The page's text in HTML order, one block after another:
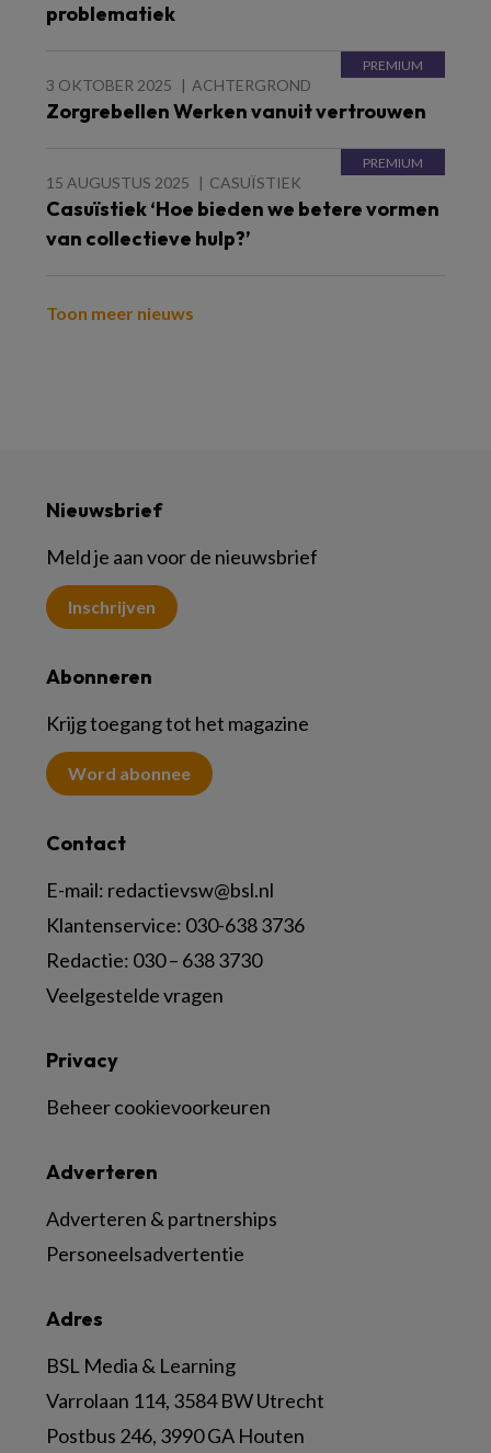
problematiek
3 OKTOBER 2025 ACHTERGROND
Zorgrebellen Werken vanuit vertrouwen
15 AUGUSTUS 2025 CASUÏSTIEK
Casuïstiek ‘Hoe bieden we betere vormen
van collectieve hulp?’
Toon meer nieuws
Nieuwsbrief
Meld je aan voor de nieuwsbrief
Inschrijven
Abonneren
Krijg toegang tot het magazine
Word abonnee
Contact
E-mail: redactievsw@bsl.nl
Klantenservice: 030-638 3736
Redactie: 030 – 638 3730
Veelgestelde vragen
Adres
BSL Media & Learning
Varrolaan 114, 3584 BW Utrecht
Postbus 246, 3990 GA Houten
Adverteren
Adverteren & partnerships
Personeelsadvertentie
Privacy
Beheer cookievoorkeuren